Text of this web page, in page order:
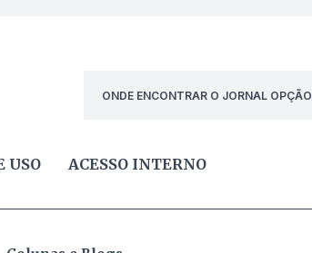
ONDE ENCONTRAR O JORNAL OPÇÃO
USO ACESSO INTERNO